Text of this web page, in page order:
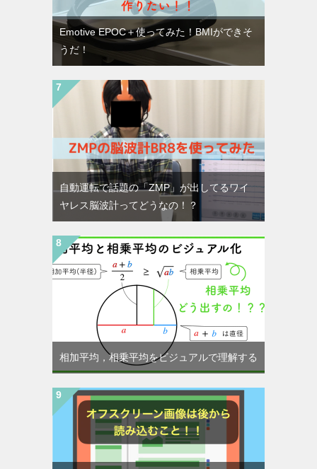
Emotive EPOC＋使ってみた！BMIができそ
うだ！
自動運転で話題の「ZMP」が出してるワイ
ヤレス脳波計ってどうなの！？
相加平均，相乗平均をビジュアルで理解する